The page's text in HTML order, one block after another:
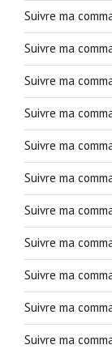
Suivre ma
Suivre ma
Suivre ma
Suivre ma
Suivre ma
Suivre ma
Suivre ma
Suivre ma
Suivre ma
Suivre ma
Suivre ma